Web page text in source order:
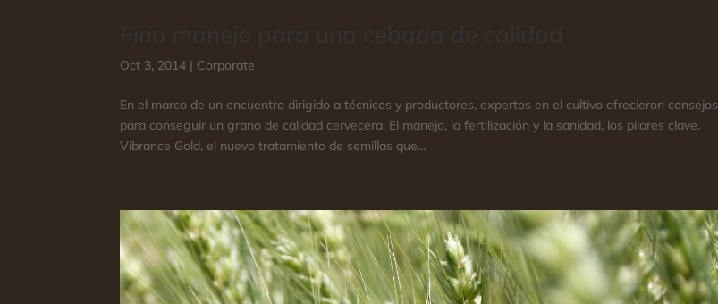
Oct 3, 2014 | Corporate
En el marco de un encuentro dirigido a técnicos y productores, expertos en el cultivo ofrecieron consejos
para conseguir un grano de calidad cervecera. El manejo, la fertilización y la sanidad, los pilares clave.
Vibrance Gold, el nuevo tratamiento de semillas que...